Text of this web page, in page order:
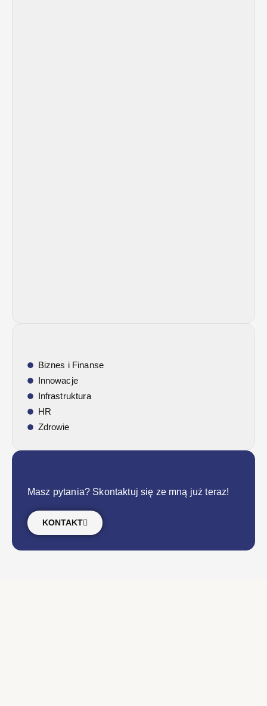
Biznes i Finanse
Innowacje
Infrastruktura
HR
Zdrowie
Masz pytania? Skontaktuj się ze mną już teraz!
KONTAKT